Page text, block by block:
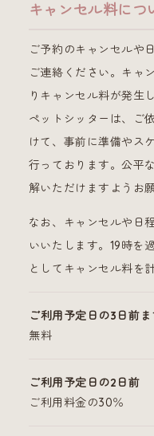
キャンセル料につ
ご予約のキャンセルや
ご連絡ください。キャ
りキャンセル料が発生
ペットシッターは、ご
けて、事前に準備やス
行っております。公平
解いただけますようお
なお、キャンセルや日
いいたします。19時を
としてキャンセル料を
ご利用予定日の3日前
無料
ご利用予定日の2日前
ご利用料金の30％